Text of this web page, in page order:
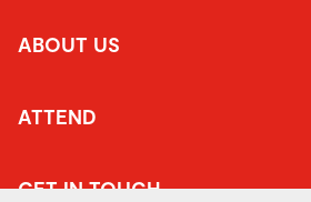
ABOUT US
ATTEND
GET IN TOUCH